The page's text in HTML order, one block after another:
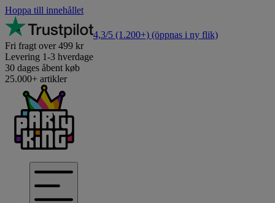
Hoppa till innehållet
4,3/5 (1.200+) (öppnas i ny flik)
Fri fragt over 499 kr
Levering 1-3 hverdage
30 dages åbent køb
25.000+ artikler